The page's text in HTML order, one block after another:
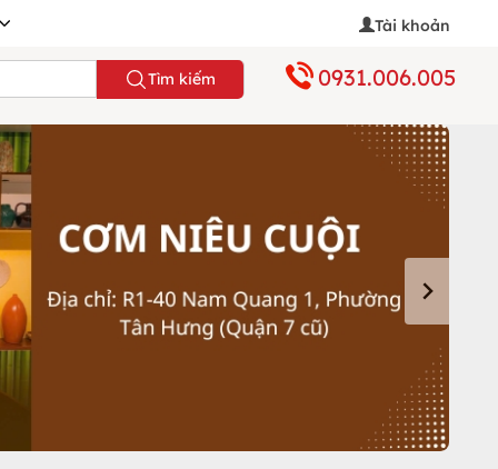
Tài khoản
Tìm kiếm 0931.006.005